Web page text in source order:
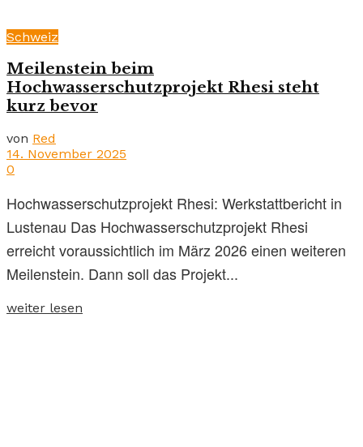
Schweiz
Meilenstein beim
Hochwasserschutzprojekt Rhesi steht
kurz bevor
von Red
14. November 2025
0
Hochwasserschutzprojekt Rhesi: Werkstattbericht in
Lustenau Das Hochwasserschutzprojekt Rhesi
erreicht voraussichtlich im März 2026 einen weiteren
Meilenstein. Dann soll das Projekt...
weiter lesen